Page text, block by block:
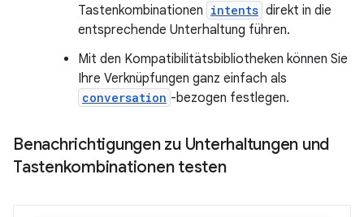
Tastenkombinationen intents direkt in die
entsprechende Unterhaltung führen.
Mit den Kompatibilitätsbibliotheken können Sie
Ihre Verknüpfungen ganz einfach als
conversation -bezogen festlegen.
Benachrichtigungen zu Unterhaltungen und
Tastenkombinationen testen